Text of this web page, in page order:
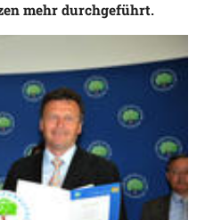
mehr durchgeführt.